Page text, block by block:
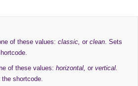
of these values:classic,orclean. Sets
of these values:horizontal,orvertical.
shortcode.